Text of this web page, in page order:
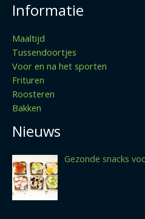
Informatie
Maaltijd
Tussendoortjes
Voor en na het sporten
Frituren
Roosteren
Bakken
Nieuws
Gezonde snacks